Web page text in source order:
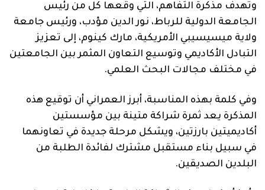
وتهدف مذكرة التفاهم، التي وقعها كل من رئيس
الجامعة الدولية للرباط، نور الدين مؤدب، ورئيس جامعة
ولاية ميسيسيبي الأمريكية، مارك كينوم، إلى تعزيز
التبادل الأكاديمي وتوسيع التعاون المثمر بين الجامعتين
في مختلف مجالات البحث العلمي.
وفي كلمة بهذه المناسبة، أبرز العمراني أن توقيع هذه
المذكرة يعد ثمرة شراكة متينة بين مؤسستين
أكاديميتين بارزتين، ويشكل مرحلة جديدة في تعاونهما
في سبيل بناء مستقبل مشترك لفائدة الطلبة من
البلدين الصديقين.